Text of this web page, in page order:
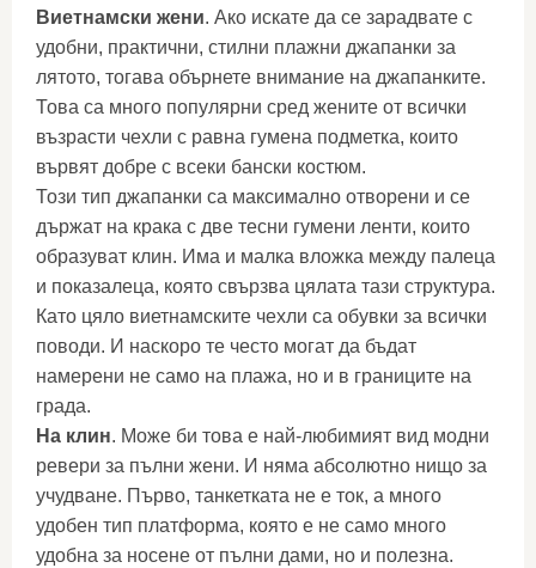
Виетнамски жени. Ако искате да се зарадвате с
удобни, практични, стилни плажни джапанки за
лятото, тогава обърнете внимание на джапанките.
Това са много популярни сред жените от всички
възрасти чехли с равна гумена подметка, които
вървят добре с всеки бански костюм.
Този тип джапанки са максимално отворени и се
държат на крака с две тесни гумени ленти, които
образуват клин. Има и малка вложка между палеца
и показалеца, която свързва цялата тази структура.
Като цяло виетнамските чехли са обувки за всички
поводи. И наскоро те често могат да бъдат
намерени не само на плажа, но и в границите на
града.
На клин. Може би това е най-любимият вид модни
ревери за пълни жени. И няма абсолютно нищо за
учудване. Първо, танкетката не е ток, а много
удобен тип платформа, която е не само много
удобна за носене от пълни дами, но и полезна.